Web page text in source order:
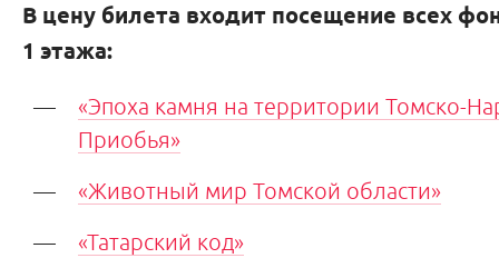
В цену билета входит посещение всех
1 этажа:
«Эпоха камня на территории Томско-
Приобья»
«Животный мир Томской области»
«Татарский код»